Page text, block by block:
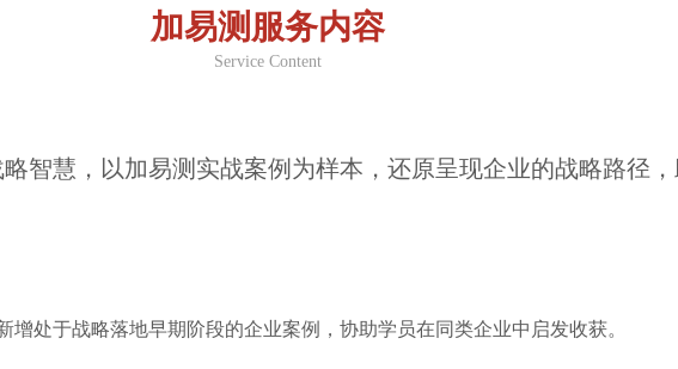
加易测服务内容
Service Content
智慧，以加易测实战案例为样本，还原呈现企业的战略路径
增处于战略落地早期阶段的企业案例，协助学员在同类企业中启发收获。